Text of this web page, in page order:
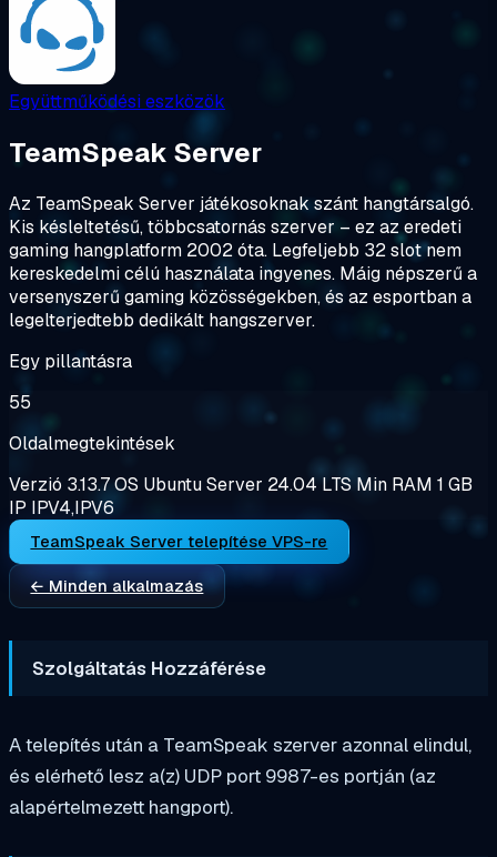
Együttműködési eszközök
TeamSpeak Server
Az TeamSpeak Server játékosoknak szánt hangtársalgó.
Kis késleltetésű, többcsatornás szerver – ez az eredeti
gaming hangplatform 2002 óta. Legfeljebb 32 slot nem
kereskedelmi célú használata ingyenes. Máig népszerű a
versenyszerű gaming közösségekben, és az esportban a
legelterjedtebb dedikált hangszerver.
Egy pillantásra
55
Oldalmegtekintések
Verzió 3.13.7OS Ubuntu Server 24.04 LTS Min RAM 1 GB
IP IPV4,IPV6
TeamSpeak Server telepítése VPS-re
← Minden alkalmazás
Szolgáltatás Hozzáférése
A telepítés után a TeamSpeak szerver azonnal elindul,
és elérhető lesz a(z) UDP port 9987-es portján (az
alapértelmezett hangport).